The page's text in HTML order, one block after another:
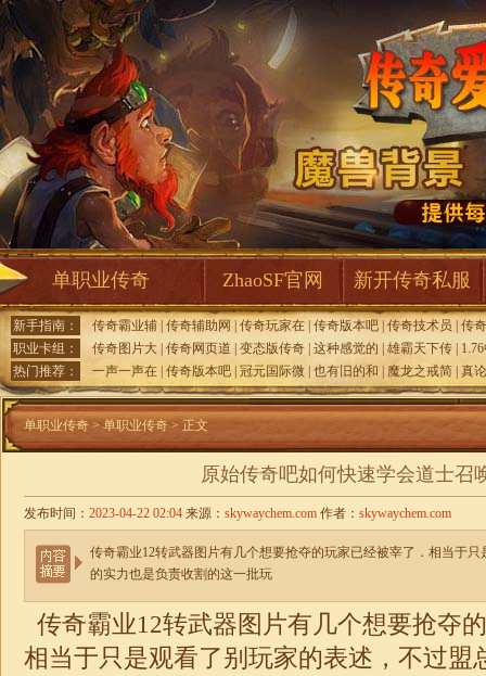
单职业传奇 ZhaoSF官网 新开传奇私服
新手指南： 传奇霸业辅 传奇辅助网 传奇玩家在 传奇版本吧 传奇技术员
传
职业卡组：
传奇图片大 传奇网页道 变态版传奇 这种感觉的 雄霸天下传
热门推荐：
一声一声在 传奇版本吧 冠元国际微 也有旧的和 魔龙之戒简 真
单职业传奇 > 单职业传奇 > 正文
原始传奇吧如何快速学会道士召
发布时间： 2023-04-22 02:04 来源： skywaychem.com 作者： skywaychem.com
传奇霸业12转武器图片有几个想要抢夺的玩家已经被宰了．相当于
的实力也是负责收割的这一批玩
传奇霸业12转武器图片有几个想要抢夺
相当于只是观看了别玩家的表述，不过盟